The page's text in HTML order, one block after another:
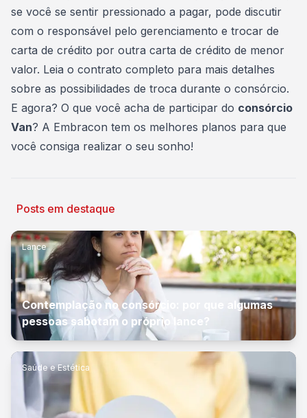
se você se sentir pressionado a pagar, pode discutir
com o responsável pelo gerenciamento e trocar de
carta de crédito por outra carta de crédito de menor
valor. Leia o contrato completo para mais detalhes
sobre as possibilidades de troca durante o consórcio.
E agora? O que você acha de participar do consórcio
Van? A Embracon tem os melhores planos para que
você consiga realizar o seu sonho!
Posts em destaque
Lance
Contemplação no consórcio: por que algumas
pessoas sabotam o próprio lance?
Saúde e Estética